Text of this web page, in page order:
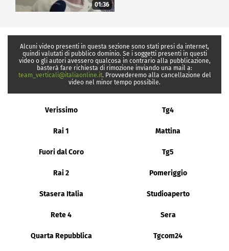
01:36
Alcuni video presenti in questa sezione sono stati presi da internet,
quindi valutati di pubblico dominio. Se i soggetti presenti in questi
video o gli autori avessero qualcosa in contrario alla pubblicazione,
basterà fare richiesta di rimozione inviando una mail a:
team_verticali@italiaonline.it. Provvederemo alla cancellazione del
video nel minor tempo possibile.
Verissimo Tg4
Rai 1 Mattina
Fuori dal Coro Tg5
Rai 2 Pomeriggio
Stasera Italia Studioaperto
Rete 4 Sera
Quarta Repubblica Tgcom24